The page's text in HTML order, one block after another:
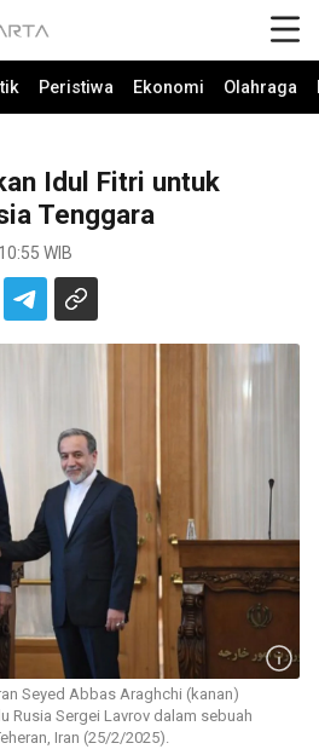
Peristiwa Ekonomi Olahraga
Idul Fitri untuk
Tenggara
WIB
Seyed Abbas Araghchi (kanan)
Rusia Sergei Lavrov dalam sebuah
Iran (25/2/2025).